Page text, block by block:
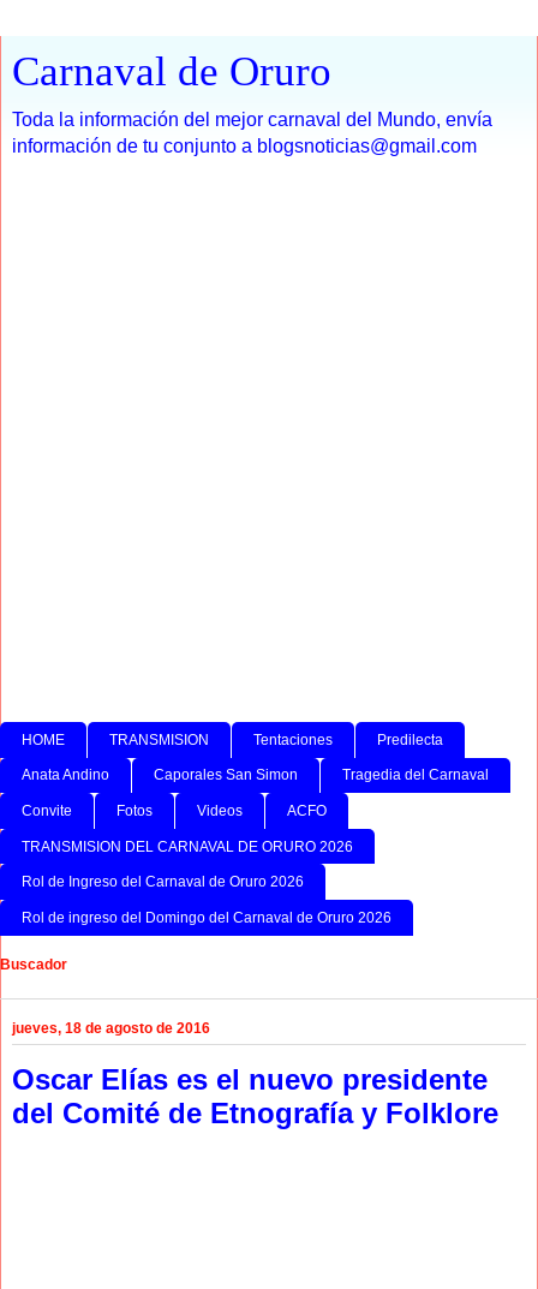
Carnaval de Oruro
Toda la información del mejor carnaval del Mundo, envía
información de tu conjunto a blogsnoticias@gmail.com
HOME TRANSMISION Tentaciones Predilecta
Anata Andino Caporales San Simon Tragedia del Carnaval
Convite Fotos Videos ACFO
TRANSMISION DEL CARNAVAL DE ORURO 2026
Rol de Ingreso del Carnaval de Oruro 2026
Rol de ingreso del Domingo del Carnaval de Oruro 2026
Buscador
jueves, 18 de agosto de 2016
Oscar Elías es el nuevo presidente
del Comité de Etnografía y Folklore